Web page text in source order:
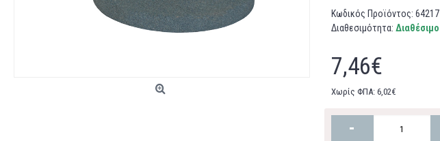
Κωδικός Προϊόντος: 64217
Διαθεσιμότητα: Διαθέσιμο
7,46€
Χωρίς ΦΠΑ: 6,02€
-